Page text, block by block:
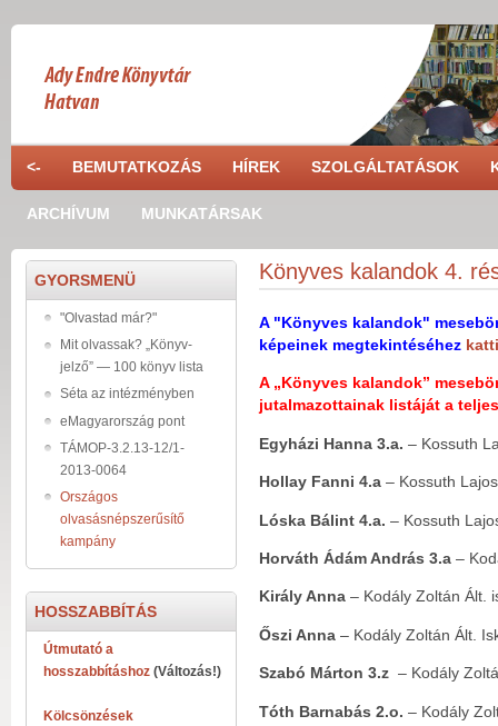
<- BEMUTATKOZÁS HÍREK SZOLGÁLTATÁSOK
ARCHÍVUM MUNKATÁRSAK
Könyves kalandok 4.
A "Könyves kalandok"
képeinek megtekintéséhez
A „Könyves kalandok”
jutalmazottainak listáját a
Egyházi Hanna 3.a. – Kossuth
Hollay Fanni 4.a – Kossuth
Lóska Bálint 4.a. – Kossuth
Horváth Ádám András 3.a –
Király Anna – Kodály Zoltán Ált.
Őszi Anna – Kodály Zoltán Ált.
Szabó Márton 3.z – Kodály
Tóth Barnabás 2.o. – Kodály
GYORSMENÜ
"Olvastad már?"
Mit olvassak? „Könyv-
jelző” — 100 könyv lista
Séta az intézményben
eMagyarország pont
TÁMOP-3.2.13-12/1-
2013-0064
Országos
olvasásnépszerűsítő
kampány
HOSSZABBÍTÁS
Útmutató a
hosszabbításhoz (Változás!)
Kölcsönzések